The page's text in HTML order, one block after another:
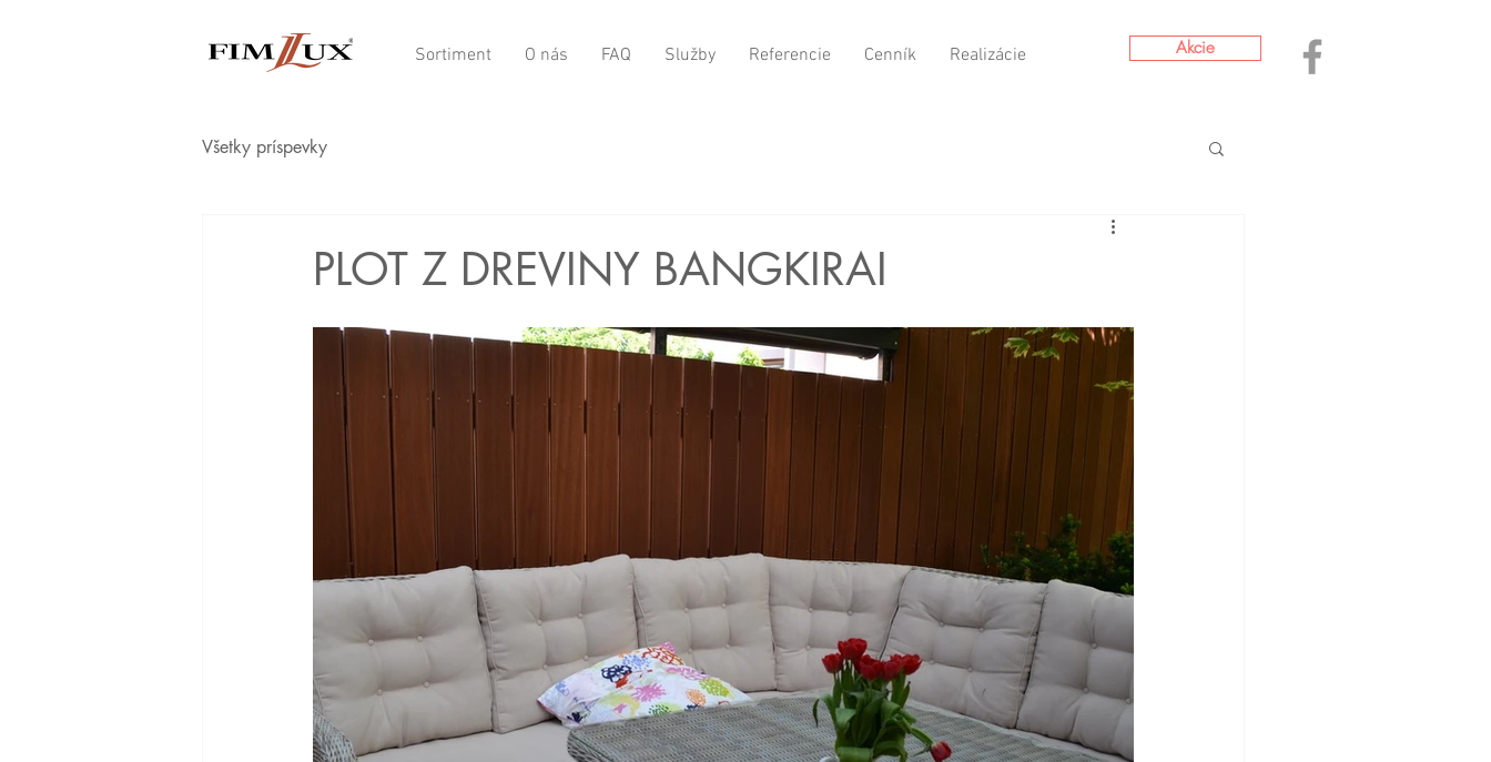
Sortiment O nás FAQ Služby Referencie Cenník Realizácie Akcie
Všetky príspevky
PLOT Z DREVINY BANGKIRAI